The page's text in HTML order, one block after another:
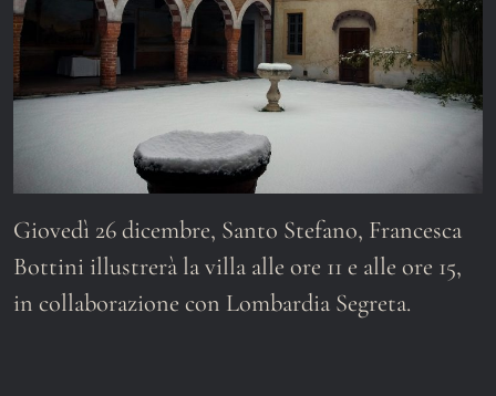
Giovedì 26 dicembre, Santo Stefano, Francesca
Bottini illustrerà la villa alle ore 11 e alle ore 15,
in collaborazione con Lombardia Segreta.